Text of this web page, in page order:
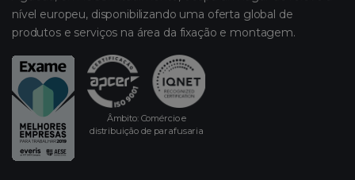
nível europeu, disponibilizando uma oferta global de
produtos e serviços na área da fixação e montagem.
Âmbito: Comércio e
distribuição de parafusaria